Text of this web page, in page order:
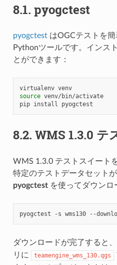
8.1. pyogctest
pyogctestはOGCテストを
Pythonツールです。インス
とができます：
virtualenv
venv
source venv/bin/activate
pip install
8.2. WMS 1.3.0 テ
WMS 1.3.0 テストスイート
特定のテストデータセット
pyogctestを使ってダウンロ
pyogctest -s wms130
ダウンロードが完了すると
リに
teamengine_wms_130.qgs